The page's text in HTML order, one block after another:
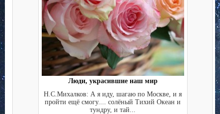
Люди, украсившие наш мир
Н.С.Михалков: А я иду, шагаю по Москве, и я
пройти ещё смогу.... солёный Тихий Океан и
тундру, и тай...